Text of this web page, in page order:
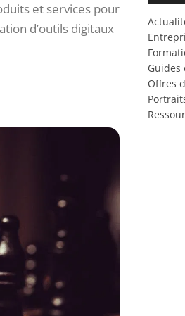
et services pour
d’outils digitaux
Guides
Offres